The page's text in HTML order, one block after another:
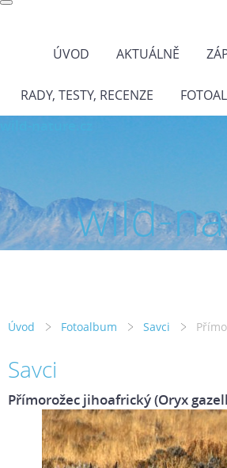
ÚVOD AKTUÁLNĚ
RADY, TESTY, RECENZE
wild-
Úvod Fotoalbum Savci
Savci
Přímorožec jihoafrický (Oryx